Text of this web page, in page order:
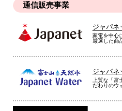
通信販売事業
ジャパネ
家電を中心
厳選した商
ジャパネ
上質な「富
だわりのウ